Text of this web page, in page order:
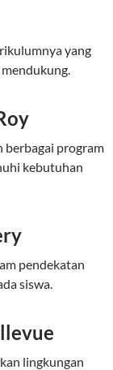
yang
berbagai program
kebutuhan
pendekatan
siswa.
lingkungan